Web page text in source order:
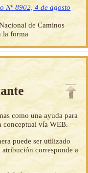
Nº 8902, 4 de agosto
de Caminos
la forma
como una ayuda para
conceptual vía WEB.
puede ser utilizado
corresponde a